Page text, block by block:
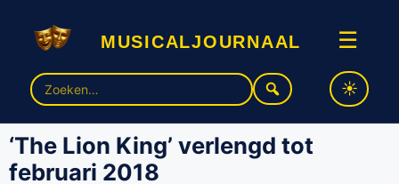
musicaljournaal ☰
Zoek
naar:
‘The Lion King’ verlengd tot
februari 2018